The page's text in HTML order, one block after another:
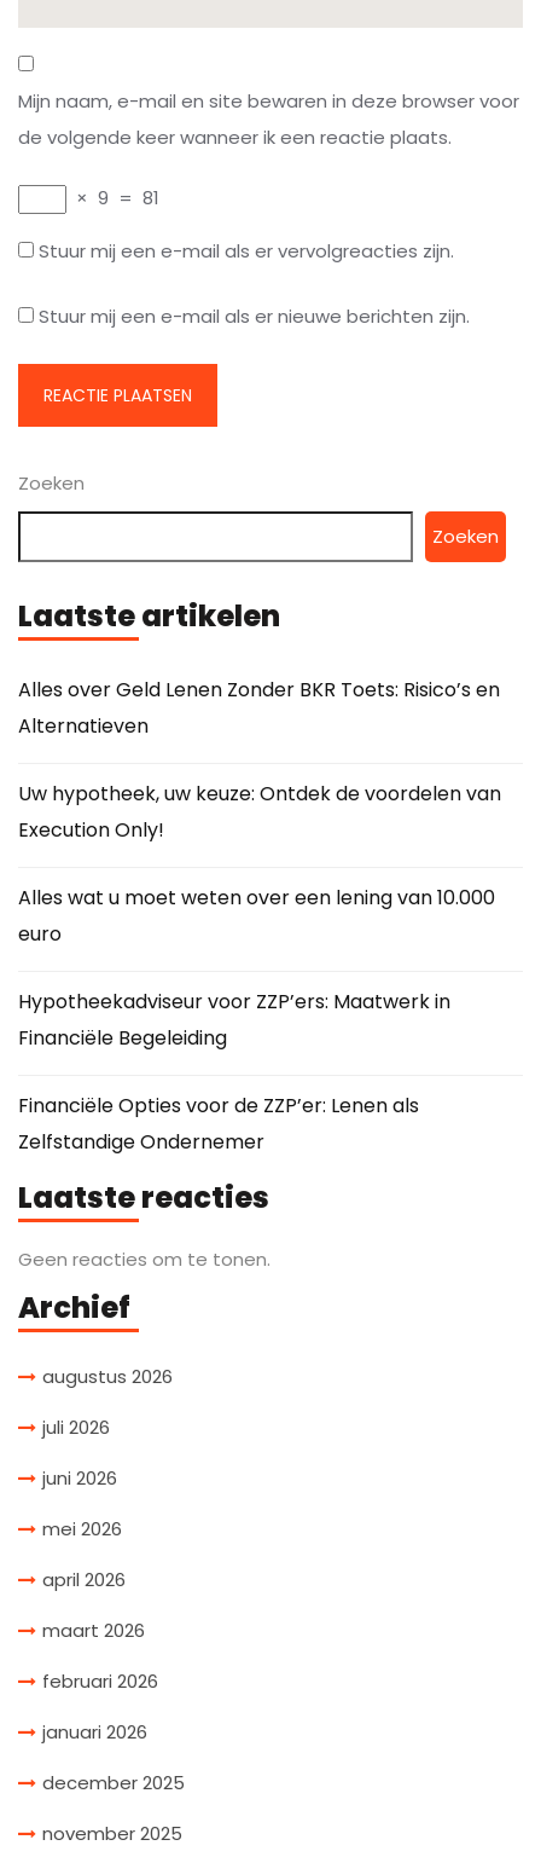
Mijn naam, e-mail en site bewaren in deze browser voor
de volgende keer wanneer ik een reactie plaats.
× 9 = 81
Stuur mij een e-mail als er vervolgreacties zijn.
Stuur mij een e-mail als er nieuwe berichten zijn.
Zoeken
Zoeken
Laatste artikelen
Alles over Geld Lenen Zonder BKR Toets: Risico’s en
Alternatieven
Uw hypotheek, uw keuze: Ontdek de voordelen van
Execution Only!
Alles wat u moet weten over een lening van 10.000
euro
Hypotheekadviseur voor ZZP’ers: Maatwerk in
Financiële Begeleiding
Financiële Opties voor de ZZP’er: Lenen als
Zelfstandige Ondernemer
Laatste reacties
Geen reacties om te tonen.
Archief
augustus 2026
juli 2026
juni 2026
mei 2026
april 2026
maart 2026
februari 2026
januari 2026
december 2025
november 2025